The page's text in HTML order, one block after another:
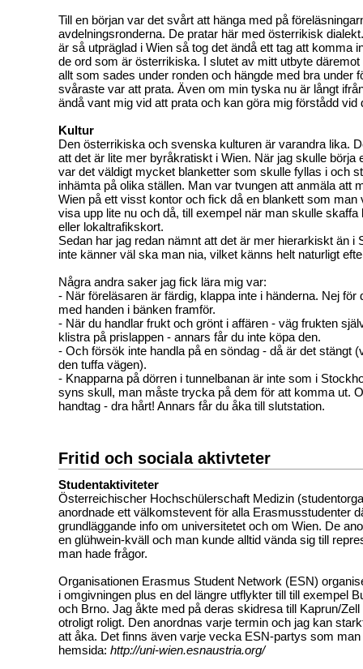
Till en början var det svårt att hänga med på
avdelningsronderna. De pratar här med österrikisk
är så utpräglad i Wien så tog det ändå ett tag att komma
de ord som är österrikiska. I slutet av mitt utbyte
allt som sades under ronden och hängde med bra under
svåraste var att prata. Även om min tyska nu är långt
ändå vant mig vid att prata och kan göra mig förstådd vid
Kultur
Den österrikiska och svenska kulturen är varandra lika.
att det är lite mer byråkratiskt i Wien. När jag skulle börja
var det väldigt mycket blanketter som skulle fyllas i och
inhämta på olika ställen. Man var tvungen att anmäla att
Wien på ett visst kontor och fick då en blankett som man
visa upp lite nu och då, till exempel när man skulle skaffa
eller lokaltrafikskort.
Sedan har jag redan nämnt att det är mer hierarkiskt än i
inte känner väl ska man nia, vilket känns helt naturligt
Några andra saker jag fick lära mig var:
- När föreläsaren är färdig, klappa inte i händerna. Nej för
med handen i bänken framför.
- När du handlar frukt och grönt i affären - väg frukten
klistra på prislappen - annars får du inte köpa den.
- Och försök inte handla på en söndag - då är det stängt
den tuffa vägen).
- Knapparna på dörren i tunnelbanan är inte som i
syns skull, man måste trycka på dem för att komma ut.
handtag - dra hårt! Annars får du åka till slutstation.
Fritid och sociala aktivteter
Studentaktiviteter
Österreichischer Hochschülerschaft Medizin
anordnade ett välkomstevent för alla Erasmusstudenter
grundläggande info om universitetet och om Wien. De
en glühwein-kväll och man kunde alltid vända sig till
man hade frågor.
Organisationen Erasmus Student Network (ESN)
i omgivningen plus en del längre utflykter till till exempel
och Brno. Jag åkte med på deras skidresa till Kaprun/
otroligt roligt. Den anordnas varje termin och jag kan
att åka. Det finns även varje vecka ESN-partys som man
hemsida: http://uni-wien.esnaustria.org/